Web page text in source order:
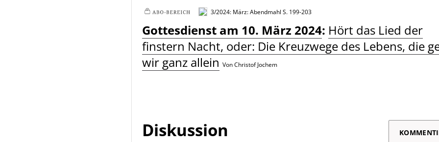
3/2024: März: Abendmahl S. 199-203
Gottesdienst am 10. März 2024: Hört das Lied der
finstern Nacht, oder: Die Kreuzwege des Lebens, die
wir ganz allein Von Christof Jochem
Diskussion